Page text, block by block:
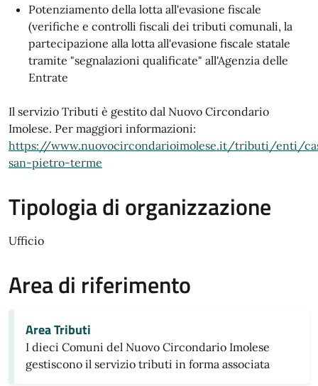
Potenziamento della lotta all'evasione fiscale
(verifiche e controlli fiscali dei tributi comunali, la
partecipazione alla lotta all'evasione fiscale statale
tramite "segnalazioni qualificate" all'Agenzia delle
Entrate
Il servizio Tributi è gestito dal Nuovo Circondario
Imolese. Per maggiori informazioni:
https://www.nuovocircondarioimolese.it/tributi/enti/
san-pietro-terme
Tipologia di organizzazione
Ufficio
Area di riferimento
Area Tributi
I dieci Comuni del Nuovo Circondario Imolese
gestiscono il servizio tributi in forma associata